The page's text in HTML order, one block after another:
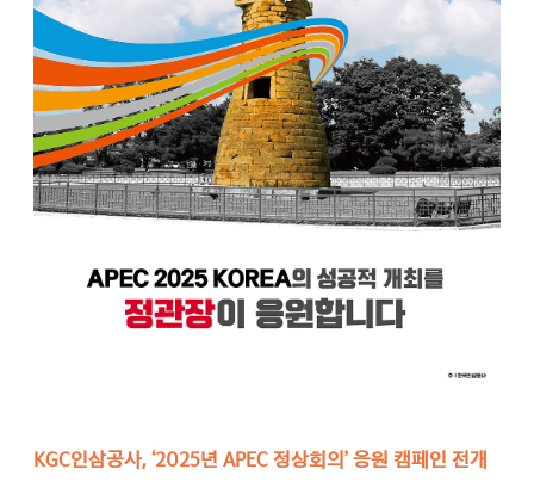
KGC인삼공사, ‘2025년 APEC 정상회의’ 응원 캠페인 전개